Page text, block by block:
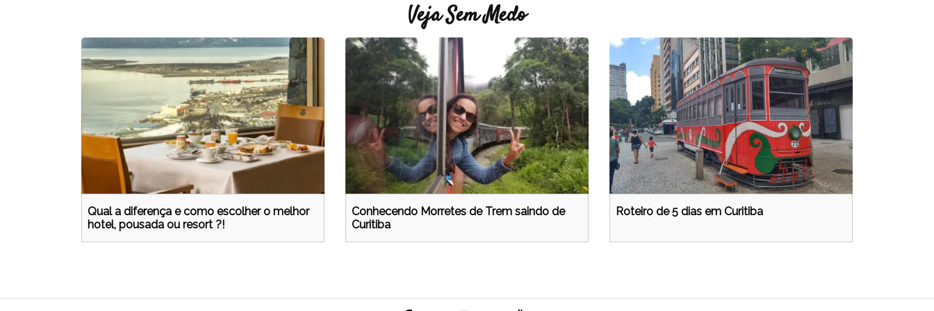
Veja Sem Medo
Qual a diferença e como escolher o melhor
hotel, pousada ou resort ?!
Conhecendo Morretes de Trem saindo de
Curitiba
Roteiro de 5 dias em Curitiba